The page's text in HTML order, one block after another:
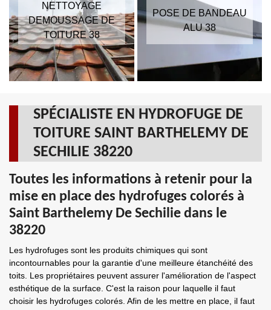
NETTOYAGE
DEMOUSSAGE DE
TOITURE 38
POSE DE BANDEAU
ALU 38
SPÉCIALISTE EN HYDROFUGE DE
TOITURE SAINT BARTHELEMY DE
SECHILIE 38220
Toutes les informations à retenir pour la
mise en place des hydrofuges colorés à
Saint Barthelemy De Sechilie dans le
38220
Les hydrofuges sont les produits chimiques qui sont
incontournables pour la garantie d'une meilleure étanchéité des
toits. Les propriétaires peuvent assurer l'amélioration de l'aspect
esthétique de la surface. C'est la raison pour laquelle il faut
choisir les hydrofuges colorés. Afin de les mettre en place, il faut